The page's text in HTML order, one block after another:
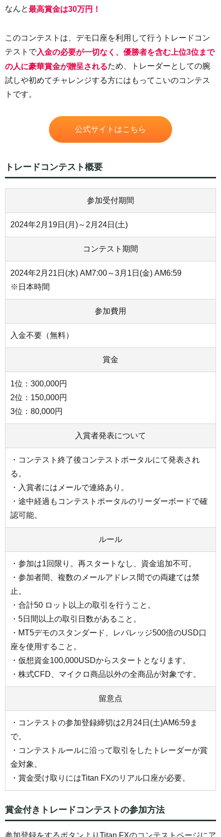
なんと最高賞金は30万円！
このコンテストは、デモ口座を利用して行うトレードコン
テストで入金の必要が一切なく、優勝者を含む上位3位まで
の人に豪華賞金が贈呈されるため、トレーダーとしての腕
試しや初めてチャレンジする方にはもってこいのコンテス
トです。
公式サイトはこちら
トレードコンテスト概要
参加受付期間
2024年2月19日(月)～2月24日(土)
コンテスト期間
2024年2月21日(水) AM7:00～3月1日(金) AM6:59
※日本時間
参加費用
入金不要（無料）
賞金
1位：300,000円
2位：150,000円
3位：80,000円
入賞者発表について
・コンテスト終了後コンテストポータルにて発表され
る。
・入賞者にはメールで連絡あり。
・途中経過もコンテストポータルのリーダーボードで確
認可能。
ルール
・参加は1回限り。再スタートなし、資金追加不可。
・参加者間、複数のメールアドレス間での両建ては禁
止。
・合計50 ロット以上の取引を行うこと。
・5日間以上の取引日数があること。
・MT5デモのスタンダード、レバレッジ500倍のUSD口
座を使用すること。
・仮想資金100,000USDからスタートとなります。
・株式CFD、マイクロ商品以外の全商品が対象です。
留意点
・コンテストの参加登録締切は2月24日(土)AM6:59ま
で。
・コンテストルールに沿って取引をしたトレーダーが賞
金対象。
・賞金受け取りにはTitan FXのリアル口座が必要。
賞金付きトレードコンテストの参加方法
参加登録をするボタンよりTitan FXのコンテストページにア